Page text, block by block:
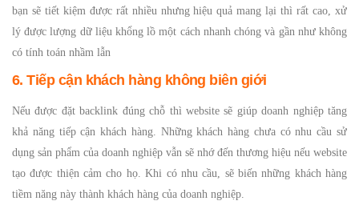
bạn sẽ tiết kiệm được rất nhiều nhưng hiệu quả mang lại thì rất cao, xử
lý được lượng dữ liệu khổng lồ một cách nhanh chóng và gần như không
có tính toán nhầm lẫn
6. Tiếp cận khách hàng không biên giới
Nếu được đặt backlink đúng chỗ thì website sẽ giúp doanh nghiệp tăng
khả năng tiếp cận khách hàng. Những khách hàng chưa có nhu cầu sử
dụng sản phẩm của doanh nghiệp vẫn sẽ nhớ đến thương hiệu nếu website
tạo được thiện cảm cho họ. Khi có nhu cầu, sẽ biến những khách hàng
tiềm năng này thành khách hàng của doanh nghiệp.